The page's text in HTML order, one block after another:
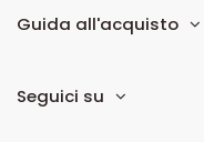
Guida all'acquisto
Seguici su